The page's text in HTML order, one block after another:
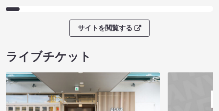
サイトを閲覧する
ライブチケット